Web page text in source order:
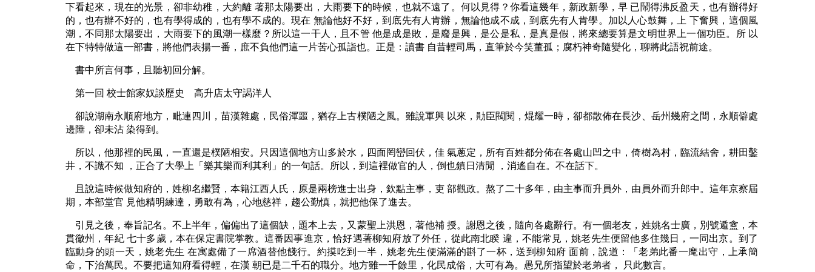
下看起來，現在的光景，卻非幼稚，大約離 著那太陽要出，大雨要下的時候，也就不遠了。何以見得？你看這幾年，新政新學，早 已鬧得沸反盈天，也有辦得好
的，也有辦不好的，也有學得成的，也有學不成的。現在 無論他好不好，到底先有人肯辦，無論他成不成，到底先有人肯學。加以人心鼓舞，上 下奮興，這個風
潮，不同那太陽要出，大雨要下的風潮一樣麼？所以這一干人，且不管 他是成是敗，是廢是興，是公是私，是真是假，將來總要算是文明世界上一個功臣。所 以
在下特特做這一部書，將他們表揚一番，庶不負他們這一片苦心孤詣也。正是：讀書 自昔輕司馬，直筆於今笑董孤；腐朽神奇隨變化，聊將此語祝前途。
書中所言何事，且聽初回分解。
第一回 校士館家奴談歷史 高升店太守謁洋人
卻說湖南永順府地方，毗連四川，苗漢雜處，民俗渾噩，猶存上古樸陋之風。雖說軍興 以來，勛臣閥閱，焜耀一時，卻都散佈在長沙、岳州幾府之間，永順僻處
邊陲，卻未沾 染得到。
所以，他那裡的民風，一直還是樸陋相安。只因這個地方山多於水，四面罔巒回伏，佳 氣蔥定，所有百姓都分佈在各處山凹之中，倚樹為村，臨流結舍，耕田鑿
井，不識不知 ，正合了大學上「樂其樂而利其利」的一句話。所以，到這裡做官的人，倒也鎮日清閒 ，消遙自在。不在話下。
且說這時候做知府的，姓柳名繼賢，本籍江西人氏，原是兩榜進士出身，欽點主事，吏 部觀政。熬了二十多年，由主事而升員外，由員外而升郎中。這年京察屆
期，本部堂官 見他精明練達，勇敢有為，心地慈祥，趨公勤慎，就把他保了進去。
引見之後，奉旨記名。不上半年，偏偏出了這個缺，題本上去，又蒙聖上洪恩，著他補 授。謝恩之後，隨向各處辭行。有一個老友，姓姚名士廣，別號遁盦，本
貫徽州，年紀 七十多歲，本在保定書院掌教。這番因事進京，恰好遇著柳知府放了外任，從此南北睽 違，不能常見，姚老先生便留他多住幾日，一同出京。到了
臨動身的頭一天，姚老先生 在寓處備了一席酒替他餞行。約摸吃到一半，姚老先生便滿滿的斟了一杯，送到柳知府 面前，說道：「老弟此番一麾出守，上承簡
命，下治萬民。不要把這知府看得輕，在漢 朝已是二千石的職分。地方雖一千餘里，化民成俗，大可有為。愚兄所指望於老弟者， 只此數言。